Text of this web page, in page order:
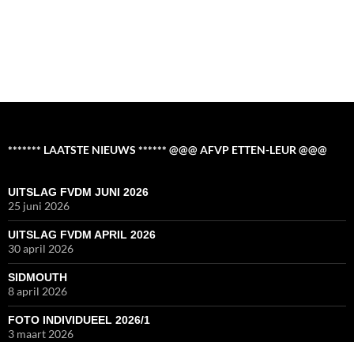
******* LAATSTE NIEUWS ****** @@@ AFVP ETTEN-LEUR @@@
UITSLAG FVDM JUNI 2026
25 juni 2026
UITSLAG FVDM APRIL 2026
30 april 2026
SIDMOUTH
8 april 2026
FOTO INDIVIDUEEL 2026/1
3 maart 2026